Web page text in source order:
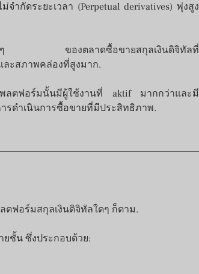
กัดระยะเวลา (Perpetual derivatives) พุ่งสูง
บต้นๆ ของตลาดซื้อขายสกุลเงินดิจิทัลที่
ละสภาพคล่องที่สูงมาก.
ลตฟอร์มนั้นมีผู้ใช้งานที่ aktif มากกว่าและมี
ดำเนินการซื้อขายที่มีประสิทธิภาพ.
ฟอร์มสกุลเงินดิจิทัลใดๆ ก็ตาม.
ยชั้น ซึ่งประกอบด้วย: